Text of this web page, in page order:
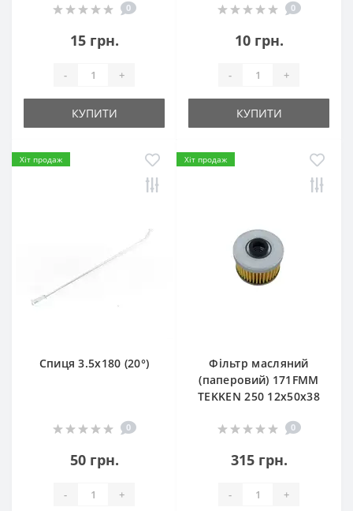
0
15 грн.
- +
КУПИТИ
0
10 грн.
- +
КУПИТИ
Хіт продаж
Спиця 3.5х180 (20°)
0
50 грн.
- +
Хіт продаж
Фільтр масляний
(паперовий) 171FMM
TEKKEN 250 12х50х38
0
315 грн.
- +